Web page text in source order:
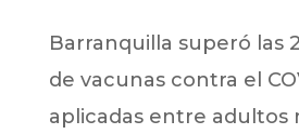
Barranquilla superó las
de vacunas contra el
aplicadas entre adultos